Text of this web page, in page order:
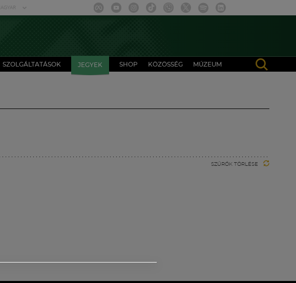
SZOLGÁLTATÁSOK JEGYEK SHOP KÖZÖSSÉG MÚZEUM
SZŰRŐK TÖRLÉSE